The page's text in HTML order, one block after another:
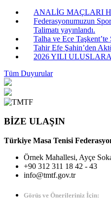
ANALİG MAÇLARI
Federasyonumuzun
Talimatı yayınlandı.
Talha ve Ece
Tahir Efe Şahin’den
2026 YILI
Tüm Duyurular
BİZE ULAŞIN
Türkiye Masa Tenisi
Örnek Mahallesi, Ayçe
+90 312 311 18 42 - 43
info@tmtf.gov.tr
Görüş ve Önerileriniz İçin: